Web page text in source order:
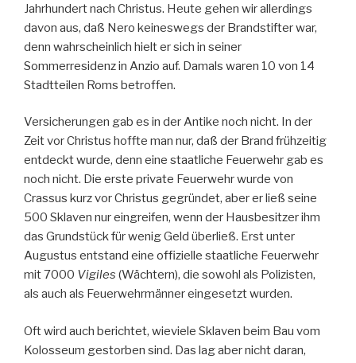
Jahrhundert nach Christus. Heute gehen wir allerdings
davon aus, daß Nero keineswegs der Brandstifter war,
denn wahrscheinlich hielt er sich in seiner
Sommerresidenz in Anzio auf. Damals waren 10 von 14
Stadtteilen Roms betroffen.
Versicherungen gab es in der Antike noch nicht. In der
Zeit vor Christus hoffte man nur, daß der Brand frühzeitig
entdeckt wurde, denn eine staatliche Feuerwehr gab es
noch nicht. Die erste private Feuerwehr wurde von
Crassus kurz vor Christus gegründet, aber er ließ seine
500 Sklaven nur eingreifen, wenn der Hausbesitzer ihm
das Grundstück für wenig Geld überließ. Erst unter
Augustus entstand eine offizielle staatliche Feuerwehr
mit 7000 Vigiles (Wächtern), die sowohl als Polizisten,
als auch als Feuerwehrmänner eingesetzt wurden.
Oft wird auch berichtet, wieviele Sklaven beim Bau vom
Kolosseum gestorben sind. Das lag aber nicht daran,